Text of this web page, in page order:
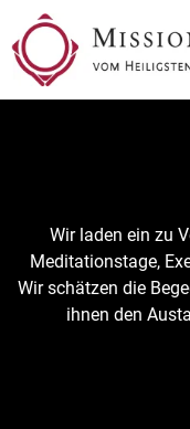
Wir laden ein zu
Meditationstage,
Wir schätzen die
ihnen den